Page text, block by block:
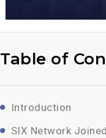
Table of
Introduction
SIX Network